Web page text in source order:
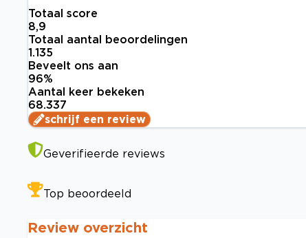
Totaal score
8,9
Totaal aantal beoordelingen
1.135
Beveelt ons aan
96%
Aantal keer bekeken
68.337
schrijf een review
Geverifieerde reviews
Top beoordeeld
Review overzicht